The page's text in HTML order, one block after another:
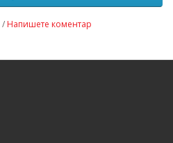
/ Напишете коментар